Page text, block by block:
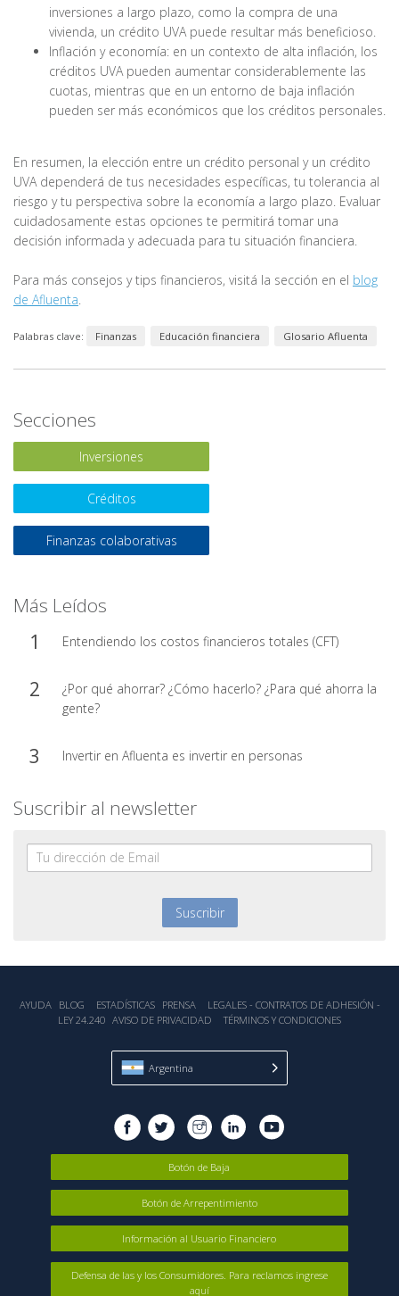
inversiones a largo plazo, como la compra de una
vivienda, un crédito UVA puede resultar más beneficioso.
Inflación y economía: en un contexto de alta inflación, los
créditos UVA pueden aumentar considerablemente las
cuotas, mientras que en un entorno de baja inflación
pueden ser más económicos que los créditos personales.
En resumen, la elección entre un crédito personal y un crédito
UVA dependerá de tus necesidades específicas, tu tolerancia al
riesgo y tu perspectiva sobre la economía a largo plazo. Evaluar
cuidadosamente estas opciones te permitirá tomar una
decisión informada y adecuada para tu situación financiera.
Para más consejos y tips financieros, visitá la sección en el blog
de Afluenta.
Palabras clave: Finanzas Educación financiera Glosario Afluenta
Secciones
Inversiones
Créditos
Finanzas colaborativas
Más Leídos
Entendiendo los costos financieros totales (CFT)
¿Por qué ahorrar? ¿Cómo hacerlo? ¿Para qué ahorra la
gente?
Invertir en Afluenta es invertir en personas
Suscribir al newsletter
AYUDA BLOG ESTADÍSTICA‎S PRENSA
LEGALES - CONTRATOS DE ADHESIÓN -
LEY 24.240 AVISO DE PRIVACIDAD TÉRMINOS Y CONDICIONES
Argentina
Botón de Baja
Botón de Arrepentimiento
Información al Usuario Financiero
Defensa de las y los Consumidores. Para reclamos ingrese
aquí